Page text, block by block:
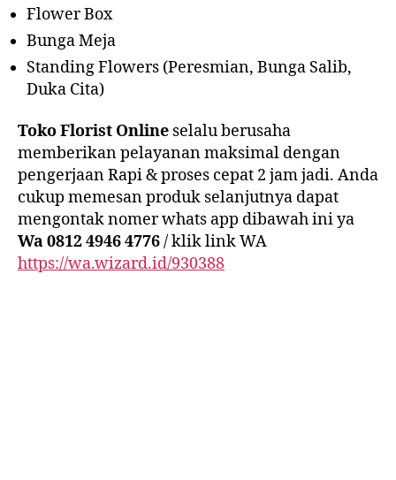
Flower Box
Bunga Meja
Standing Flowers (Peresmian, Bunga Salib,
Duka Cita)
Toko Florist Online selalu berusaha
memberikan pelayanan maksimal dengan
pengerjaan Rapi & proses cepat 2 jam jadi. Anda
cukup memesan produk selanjutnya dapat
mengontak nomer whats app dibawah ini ya
Wa 0812 4946 4776/ klik link WA
https://wa.wizard.id/930388